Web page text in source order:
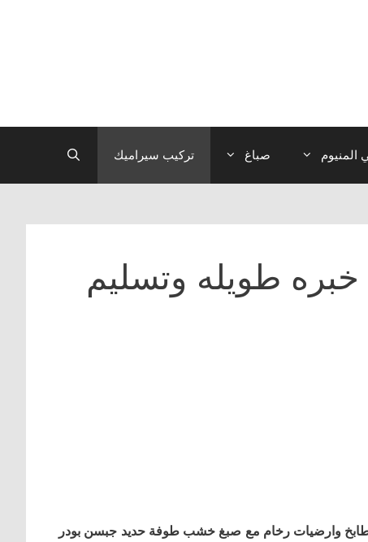
المنيوم صباغ تركيب سيراميك
طويله وتسليم
وارضیات رخام مع صبغ خشب طوفة حدید جبسن بودر